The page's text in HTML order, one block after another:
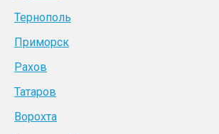
Тернополь
Приморск
Рахов
Татаров
Ворохта